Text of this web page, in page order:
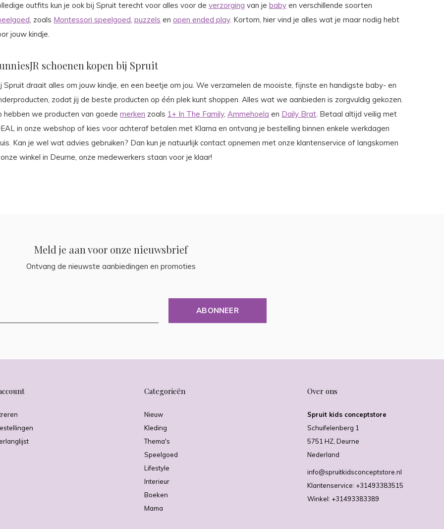
outfits kun je ook bij Spruit terecht voor alles voor de verzorging van je baby en verschillende soorten
, zoals Montessori speelgoed, puzzels en open ended play. Kortom, hier vind je alles wat je maar nodig hebt
jouw kindje.
schoenen kopen bij Spruit
Spruit draait alles om jouw kindje, en een beetje om jou. We verzamelen de mooiste, fijnste en handigste baby- en
zodat jij de beste producten op één plek kunt shoppen. Alles wat we aanbieden is zorgvuldig gekozen.
hebben we producten van goede merken zoals 1+ In The Family, Ammehoela en Daily Brat. Betaal altijd veilig met
in onze webshop of kies voor achteraf betalen met Klarna en ontvang je bestelling binnen enkele werkdagen
Kan je wel wat advies gebruiken? Dan kun je natuurlijk contact opnemen met onze klantenservice of langskomen
winkel in Deurne, onze medewerkers staan voor je klaar!
Meld je aan voor onze nieuwsbrief
Ontvang de nieuwste aanbiedingen en promoties
ABONNEER
Categorieën
Nieuw
Kleding
Thema's
Speelgoed
Lifestyle
Interieur
Boeken
Mama
Over ons
Spruit kids conceptstore
Schuifelenberg 1
5751 HZ, Deurne
Nederland
info@spruitkidsconceptstore.nl
Klantenservice: +31493383515
Winkel: +31493383389